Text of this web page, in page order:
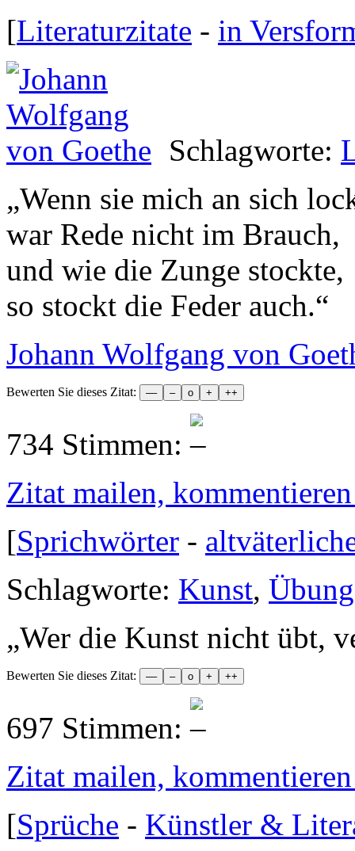
[Literaturzitate - in
Schlagworte:
„Wenn sie mich an sich
war Rede nicht im Brauch,
und wie die Zunge stockte,
so stockt die Feder auch.“
Johann Wolfgang von
Bewerten Sie dieses Zitat:
734 Stimmen:
Zitat mailen,
[Sprichwörter -
Schlagworte: Kunst, Übung
„Wer die Kunst nicht übt,
Bewerten Sie dieses Zitat:
697 Stimmen:
Zitat mailen,
[Sprüche - Künstler &